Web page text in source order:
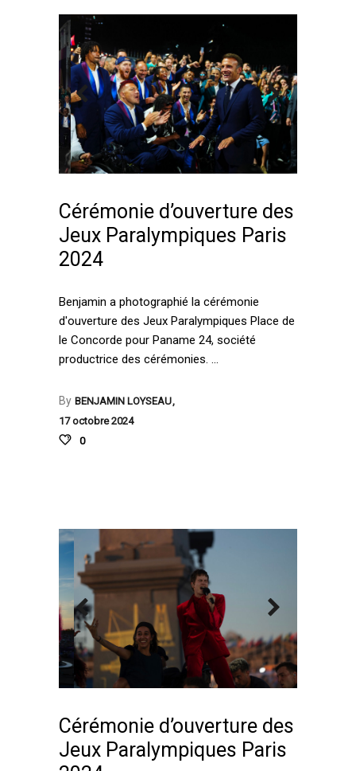
Cérémonie d’ouverture des
Jeux Paralympiques Paris
2024
Benjamin a photographié la cérémonie
d'ouverture des Jeux Paralympiques Place de
le Concorde pour Paname 24, société
productrice des cérémonies.
By BENJAMIN LOYSEAU
17 octobre 2024
0
Cérémonie d’ouverture des
Jeux Paralympiques Paris